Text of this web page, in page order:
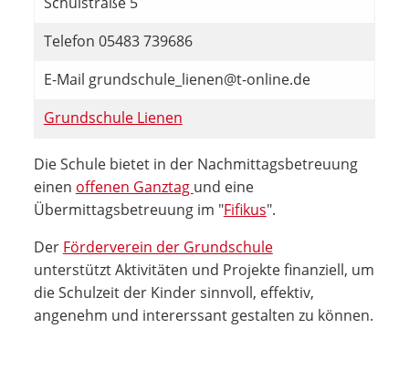
Telefon 05483 739686
E-Mail grundschule_lienen@t-online.de
Grundschule Lienen
Die Schule bietet in der Nachmittagsbetreuung
einen offenen Ganztag und eine
Übermittagsbetreuung im "Fifikus".
Der Förderverein der Grundschule
unterstützt Aktivitäten und Projekte finanziell, um
die Schulzeit der Kinder sinnvoll, effektiv,
angenehm und intererssant gestalten zu können.